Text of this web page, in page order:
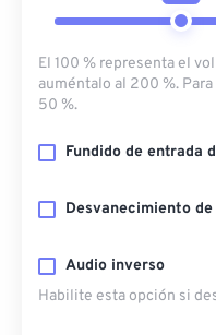
El 100 % representa el
auméntalo al 200 %.
50 %.
Fundido de entrada
Desvanecimiento
Audio inverso
Habilite esta opción si